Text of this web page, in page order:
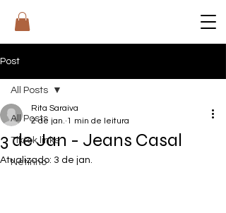
RIT
Post
All Posts
Tiktok links
Netinho
All Posts
3 de Jan - Jeans Casal
Rita Saraiva
2 de jan. 1 min de leitura
Atualizado: 3 de jan.